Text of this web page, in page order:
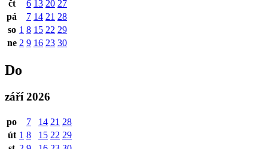
čt
6 13 20 27
pá
7 14 21 28
so 1 8 15 22 29
ne 2 9 16 23 30
Do
září 2026
po 7 14 21 28
út 1 8 15 22 29